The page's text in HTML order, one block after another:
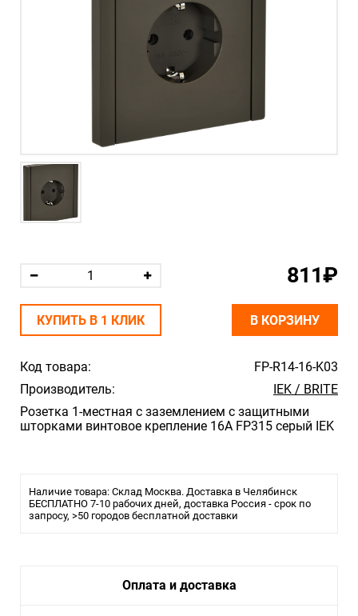
Код товара:
FP-R14-16-K03
Производитель:
IEK / BRITE
Розетка 1-местная с заземлением с защитными
шторками винтовое крепление 16А FP315 серый IEK
Наличие товара: Склад Москва. Доставка в Челябинск
БЕСПЛАТНО 7-10 рабочих дней, доставка Россия - срок по
запросу, >50 городов бесплатной доставки
811₽
КУПИТЬ В 1 КЛИК В КОРЗИНУ
Оплата и доставка